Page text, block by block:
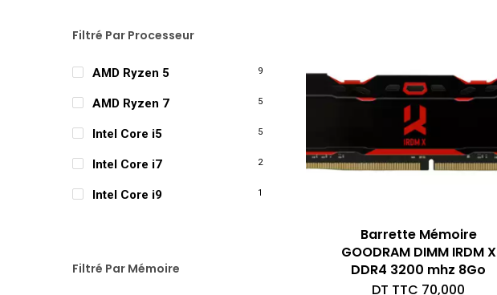
Filtré Par Processeur
AMD Ryzen 5 9
AMD Ryzen 7 5
Intel Core i5 5
Intel Core i7 2
Intel Core i9 1
Filtré Par Mémoire
Barrette Mémoire
GOODRAM DIMM IRDM X
DDR4 3200 mhz 8Go
DT TTC 70,000